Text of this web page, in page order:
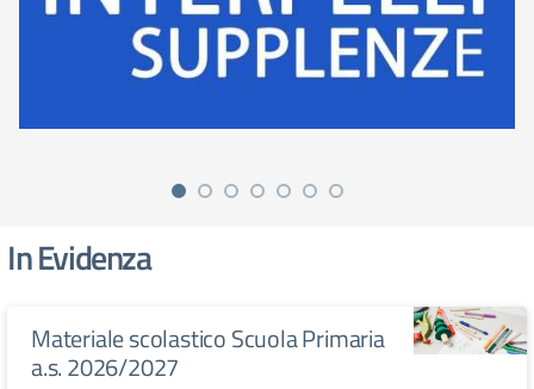
In Evidenza
Materiale scolastico Scuola Primaria
a.s. 2026/2027